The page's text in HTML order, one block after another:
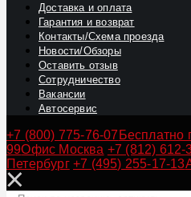
Доставка и оплата
Гарантия и возврат
Контакты/Схема проезда
Новости/Обзоры
Оставить отзыв
Сотрудничество
Вакансии
Автосервис
+7 (800) 775-76-07 Бесплатно
99Офис Москва +7 (812) 612-
Петербург +7 (495) 255-17-13